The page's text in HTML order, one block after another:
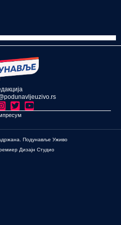
Подунавље Уживо
Дизајн Студио